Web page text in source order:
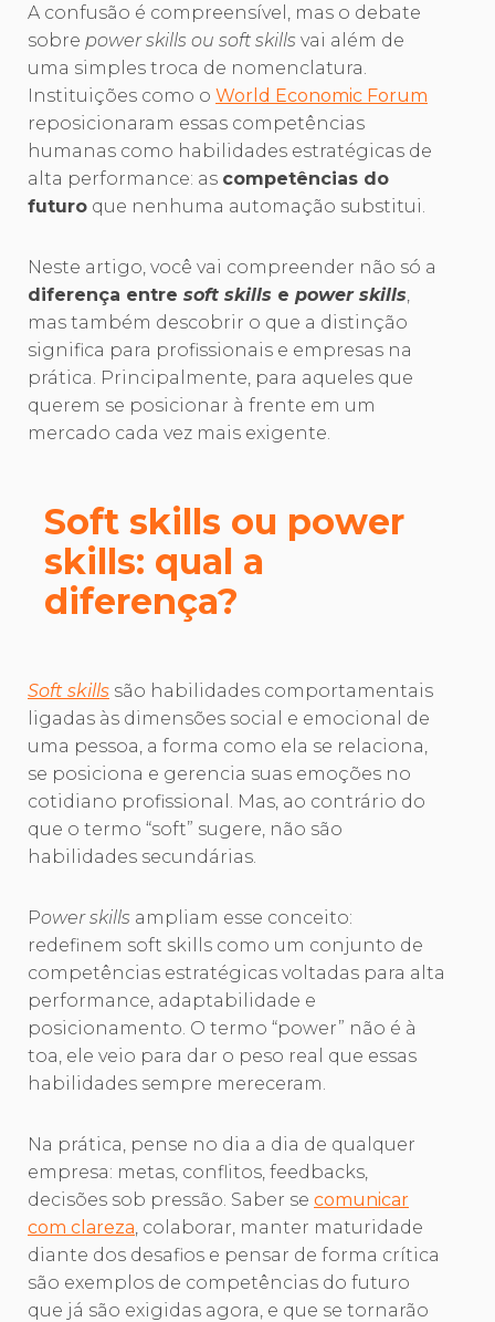
A confusão é compreensível, mas o debate
sobre power skills ou soft skills vai além de
uma simples troca de nomenclatura.
Instituições como o World Economic Forum
reposicionaram essas competências
humanas como habilidades estratégicas de
alta performance: as competências do
futuro que nenhuma automação substitui.
Neste artigo, você vai compreender não só a
diferença entre soft skills e power skills,
mas também descobrir o que a distinção
significa para profissionais e empresas na
prática. Principalmente, para aqueles que
querem se posicionar à frente em um
mercado cada vez mais exigente.
Soft skills ou power
skills: qual a
diferença?
Soft skills são habilidades comportamentais
ligadas às dimensões social e emocional de
uma pessoa, a forma como ela se relaciona,
se posiciona e gerencia suas emoções no
cotidiano profissional. Mas, ao contrário do
que o termo “soft” sugere, não são
habilidades secundárias.
Power skills ampliam esse conceito:
redefinem soft skills como um conjunto de
competências estratégicas voltadas para alta
performance, adaptabilidade e
posicionamento. O termo “power” não é à
toa, ele veio para dar o peso real que essas
habilidades sempre mereceram.
Na prática, pense no dia a dia de qualquer
empresa: metas, conflitos, feedbacks,
decisões sob pressão. Saber se comunicar
com clareza, colaborar, manter maturidade
diante dos desafios e pensar de forma crítica
são exemplos de competências do futuro
que já são exigidas agora, e que se tornarão